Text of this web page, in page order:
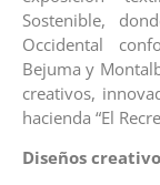
Sostenible,
Occidental
Bejuma y
creativos,
hacienda “El
Diseños